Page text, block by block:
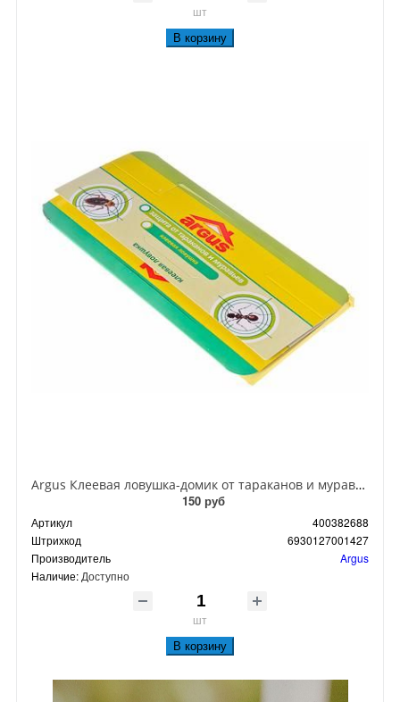
шт
В корзину
Argus Клеевая ловушка-домик от тараканов и муравьев
150 руб
Артикул
400382688
Штрихкод
6930127001427
Производитель
Argus
Наличие: Доступно
шт
В корзину